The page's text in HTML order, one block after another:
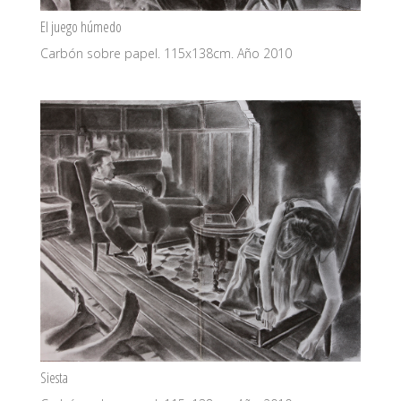
El juego húmedo
Carbón sobre papel. 115x138cm. Año 2010
Siesta